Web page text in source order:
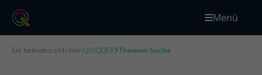
Menü
Sie befinden sich hier:QUIQQER Themen-Suche